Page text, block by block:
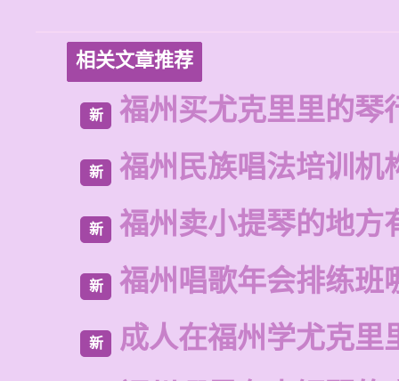
相关文章推荐
新 福州买尤克里里的琴
新 福州民族唱法培训机
新 福州卖小提琴的地方
新 福州唱歌年会排练班
新 成人在福州学尤克里